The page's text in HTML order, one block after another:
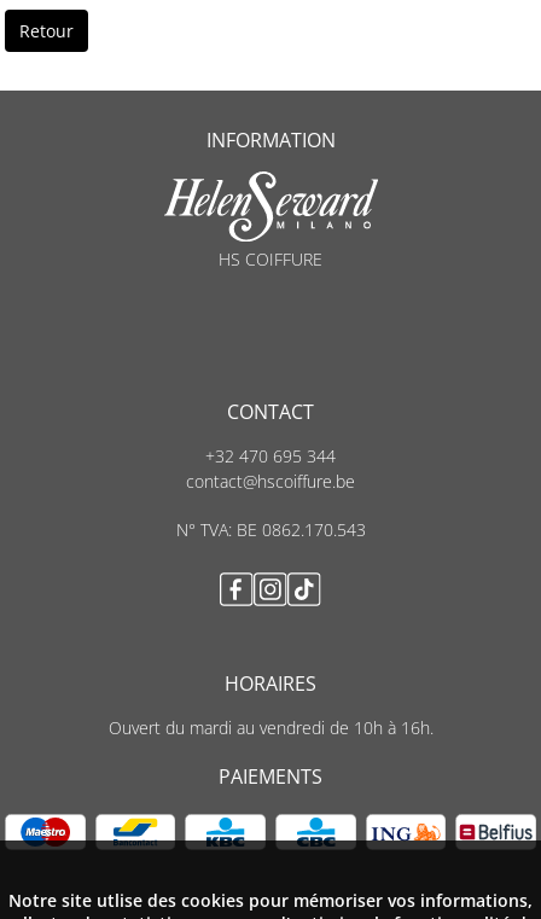
Retour
INFORMATION
HS COIFFURE
CONTACT
+32 470 695 344
contact@hscoiffure.be
N° TVA: BE 0862.170.543
HORAIRES
Ouvert du mardi au vendredi de 10h à 16h.
PAIEMENTS
Notre site utlise des cookies pour mémoriser vos informations,